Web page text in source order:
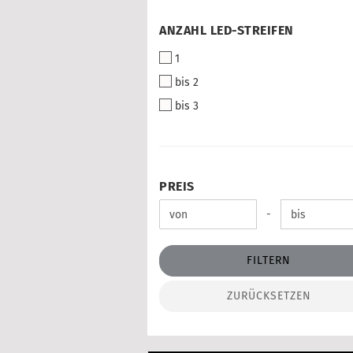
ANZAHL
STREIFEN
ANZAHL LED-STREIFEN
1
bis 2
bis 3
PREIS
Preis bis -
FILTERN
ZURÜCKSETZEN